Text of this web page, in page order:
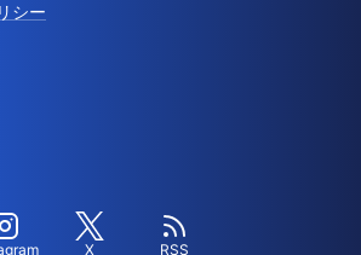
シー
X RSS